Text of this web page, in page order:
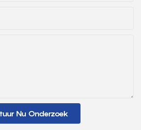
Nu Onderzoek